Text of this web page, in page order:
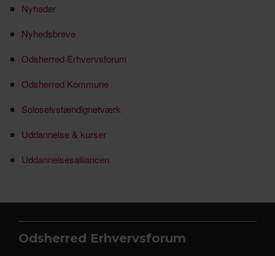
Nyheder
Nyhedsbreve
Odsherred Erhvervsforum
Odsherred Kommune
Soloselvstændignetværk
Uddannelse & kurser
Uddannelsesalliancen
Odsherred Erhvervsforum